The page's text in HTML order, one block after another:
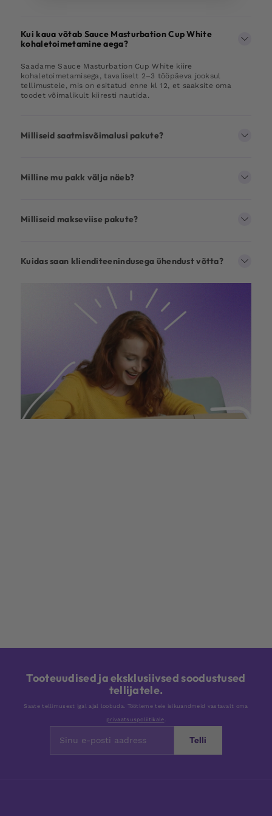
Kui kaua võtab Sauce Masturbation Cup White
kohaletoimetamine aega?
Saadame Sauce Masturbation Cup White kiire
kohaletoimetamisega, tavaliselt 2–3 tööpäeva jooksul
tellimustele, mis on esitatud enne kl 12, et saaksite oma
toodet võimalikult kiiresti nautida.
Milliseid saatmisvõimalusi pakute?
Milline mu pakk välja näeb?
Milliseid makseviise pakute?
Kuidas saan klienditeenindusega ühendust võtta?
Tooteuudised ja eksklusiivsed soodustused
tellijatele.
Saate tellimusest igal ajal loobuda. Töötleme teie isikuandmeid vastavalt oma
privaatsuspoliitikale
Telli